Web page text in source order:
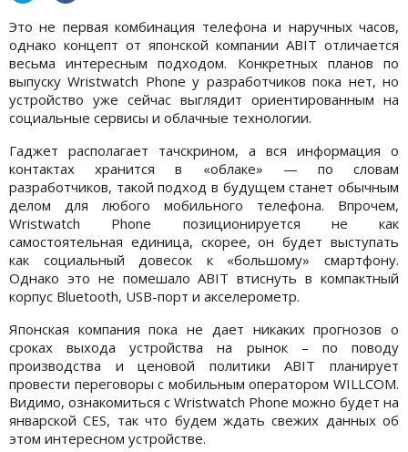
Это не первая комбинация телефона и наручных часов,
однако концепт от японской компании ABIT отличается
весьма интересным подходом. Конкретных планов по
выпуску Wristwatch Phone у разработчиков пока нет, но
устройство уже сейчас выглядит ориентированным на
социальные сервисы и облачные технологии.
Гаджет располагает тачскрином, а вся информация о
контактах хранится в «облаке» — по словам
разработчиков, такой подход в будущем станет обычным
делом для любого мобильного телефона. Впрочем,
Wristwatch Phone позиционируется не как
самостоятельная единица, скорее, он будет выступать
как социальный довесок к «большому» смартфону.
Однако это не помешало ABIT втиснуть в компактный
корпус Bluetooth, USB-порт и акселерометр.
Японская компания пока не дает никаких прогнозов о
сроках выхода устройства на рынок – по поводу
производства и ценовой политики ABIT планирует
провести переговоры с мобильным оператором WILLCOM.
Видимо, ознакомиться с Wristwatch Phone можно будет на
январской CES, так что будем ждать свежих данных об
этом интересном устройстве.